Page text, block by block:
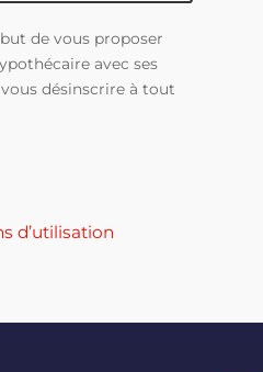
de vous proposer
avec ses
désinscrire à tout
d’utilisation